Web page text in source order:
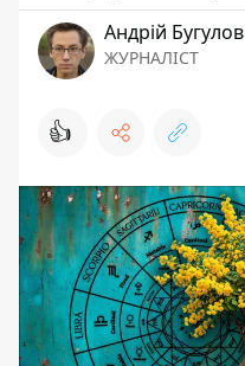
Андрій Бугулов
ЖУРНАЛІСТ
👍